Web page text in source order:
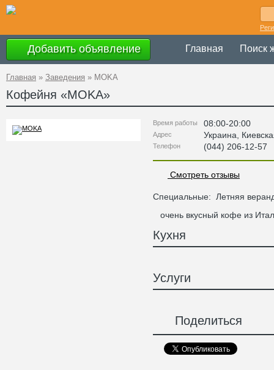
Добавить объявление Главная Поиск
Главная » Заведения » MOKA
Кофейня «MOKA»
Время работы 08:00-20:00
Адрес Украина
Телефон (044) 206-12-57
Смотреть отзывы
Специальные:
Летняя
очень вкусный кофе из
Кухня
Услуги
Поделиться